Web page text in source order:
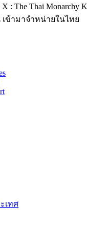
: The Thai Monarchy
ข้ามาจำหน่ายในไทย
เทศ